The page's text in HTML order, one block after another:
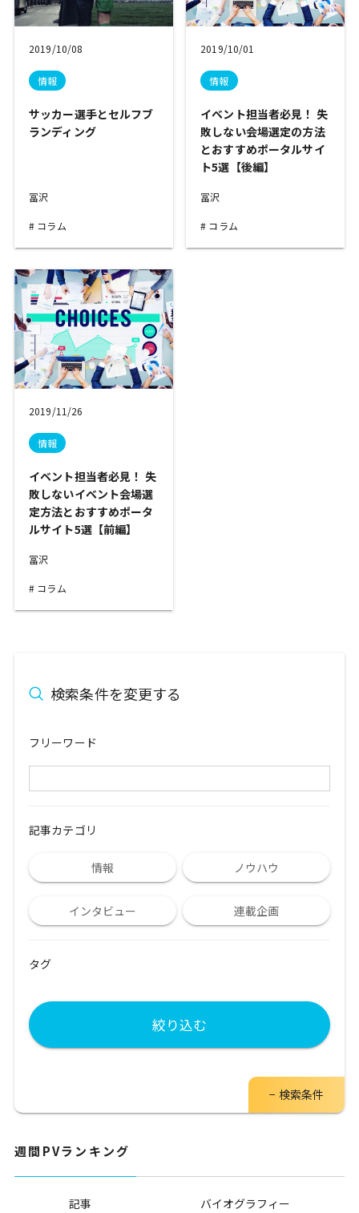
週間PVランキング
記事 バイオグラフィー
2019/10/08
情報
サッカー選手とセルフブ
ランディング
冨沢
コラム
2019/10/01
情報
イベント担当者必見！ 失
敗しない会場選定の方法
とおすすめポータルサイ
ト5選【後編】
冨沢
コラム
2019/11/26
情報
イベント担当者必見！ 失
敗しないイベント会場選
定方法とおすすめポータ
ルサイト5選【前編】
冨沢
コラム
検索条件を変更する
フリーワード
記事カテゴリ
情報 ノウハウ
インタビュー 連載企画
タグ
絞り込む
検索条件